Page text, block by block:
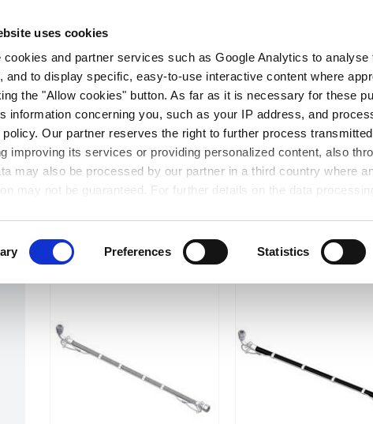
uses cookies
cookies and partner services such as Google Analytics to
and to display specific, easy-to-use interactive content where
the "Allow cookies" button. As far as it is necessary for these
information concerning you, such as your IP address, and
Our partner reserves the right to further process
improving its services or providing personalized content, also
may also be processed by our partner in a third country where
may not be guaranteed. For further details on the data
Preferences Statistics
产品筛选 产品类型 :高压软管 × 清除所有筛选条件